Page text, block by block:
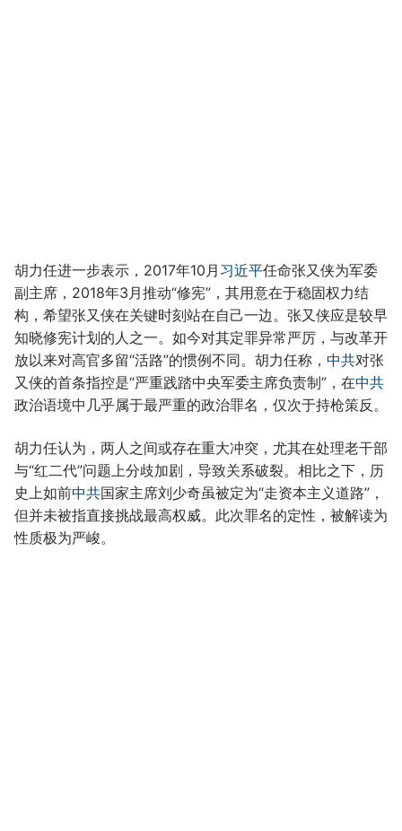
胡力任进一步表示，2017年10月 习近平任命张又侠为军委
副主席，2018年3月推动“修宪”，其用意在于稳固权力结
构，希望张又侠在关键时刻站在自己一边。张又侠应是较早
知晓修宪计划的人之一。如今对其定罪异常严厉，与改革开
放以来对高官多留“活路”的惯例不同。胡力任称， 中共对张
又侠的首条指控是“严重践踏中央军委主席负责制”，在中共
政治语境中几乎属于最严重的政治罪名，仅次于持枪策反。
胡力任认为，两人之间或存在重大冲突，尤其在处理老干部
与“红二代”问题上分歧加剧，导致关系破裂。相比之下，历
史上如前中共国家主席刘少奇虽被定为“走资本主义道路”，
但并未被指直接挑战最高权威。此次罪名的定性，被解读为
性质极为严峻。